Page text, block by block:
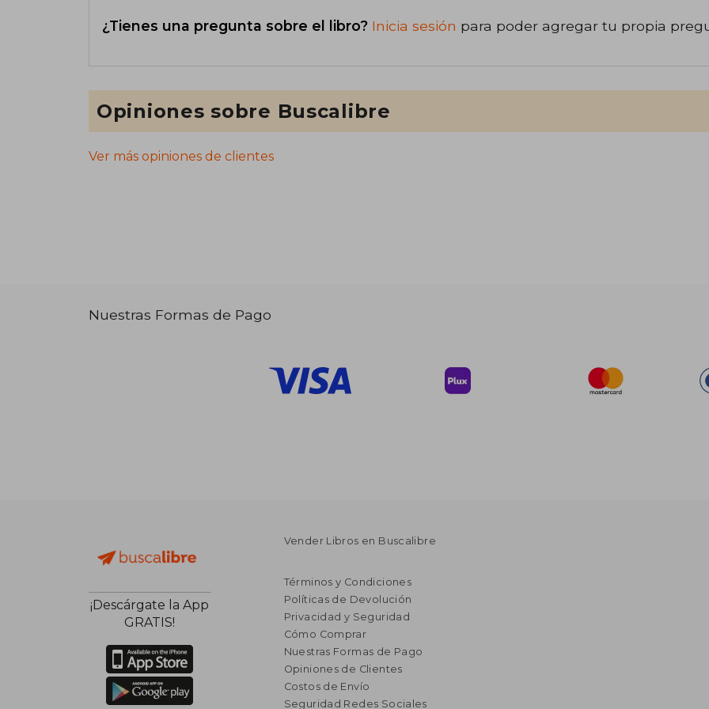
¿Tienes una pregunta sobre el libro? Inicia sesión para poder agregar tu propia
Opiniones sobre Buscalibre
Ver más opiniones de clientes
Nuestras Formas de Pago
¡Descárgate la App
GRATIS!
Vender Libros en Buscalibre
Términos y Condiciones
Políticas de Devolución
Privacidad y Seguridad
Cómo Comprar
Nuestras Formas de Pago
Opiniones de Clientes
Costos de Envío
Seguridad Redes Sociales